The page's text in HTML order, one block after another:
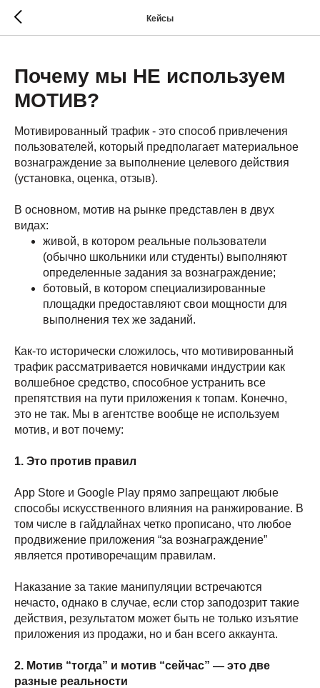
Кейсы
Почему мы НЕ используем
МОТИВ?
Мотивированный трафик - это способ привлечения
пользователей, который предполагает материальное
вознаграждение за выполнение целевого действия
(установка, оценка, отзыв).
В основном, мотив на рынке представлен в двух
видах:
живой, в котором реальные пользователи
(обычно школьники или студенты) выполняют
определенные задания за вознаграждение;
ботовый, в котором специализированные
площадки предоставляют свои мощности для
выполнения тех же заданий.
Как-то исторически сложилось, что мотивированный
трафик рассматривается новичками индустрии как
волшебное средство, способное устранить все
препятствия на пути приложения к топам. Конечно,
это не так. Мы в агентстве вообще не используем
мотив, и вот почему:
1. Это против правил
App Store и Google Play прямо запрещают любые
способы искусственного влияния на ранжирование. В
том числе в гайдлайнах четко прописано, что любое
продвижение приложения “за вознаграждение”
является противоречащим правилам.
Наказание за такие манипуляции встречаются
нечасто, однако в случае, если стор заподозрит такие
действия, результатом может быть не только изъятие
приложения из продажи, но и бан всего аккаунта.
2. Мотив “тогда” и мотив “сейчас” — это две
разные реальности